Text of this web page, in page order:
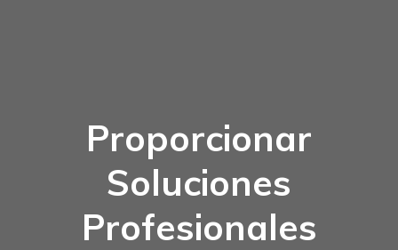
Proporcionar
Soluciones
Profesionales